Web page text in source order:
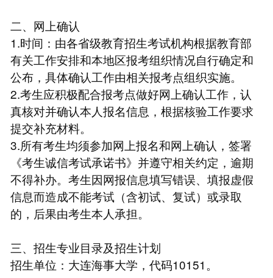
二、网上确认
1.时间：由各省级教育招生考试机构根据教育部
有关工作安排和本地区报考组织情况自行确定和
公布，具体确认工作由相关报考点组织实施。
2.考生应积极配合报考点做好网上确认工作，认
真核对并确认本人报名信息，根据核验工作要求
提交补充材料。
3.所有考生均须参加网上报名和网上确认，签署
《考生诚信考试承诺书》并遵守相关约定，逾期
不得补办。考生因网报信息填写错误、填报虚假
信息而造成不能考试（含初试、复试）或录取
的，后果由考生本人承担。
三、招生专业目录及招生计划
招生单位：大连海事大学，代码10151。